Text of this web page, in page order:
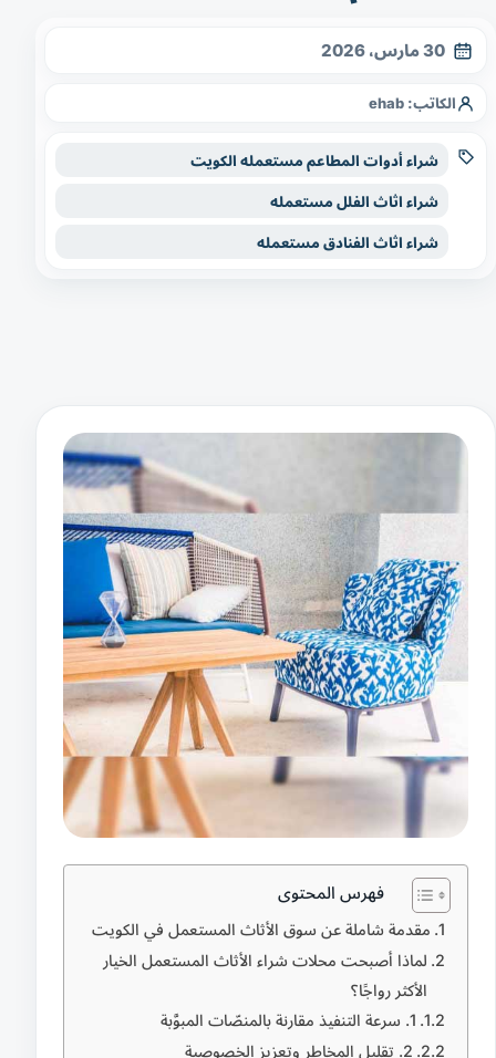
30 مارس، 2026
الكاتب: ehab
شراء أدوات المطاعم مستعمله الكويت
شراء اثاث الفلل مستعمله
شراء اثاث الفنادق مستعمله
فهرس المحتوى
مقدمة شاملة عن سوق الأثاث المستعمل في الكويت
لماذا أصبحت محلات شراء الأثاث المستعمل الخيار
الأكثر رواجًا؟
1. سرعة التنفيذ مقارنة بالمنصّات المبوَّبة
2. تقليل المخاطر وتعزيز الخصوصية